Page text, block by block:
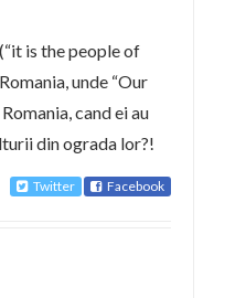
is the people of
unde “Our
cand ei au
din ograda lor?!
Twitter Facebook